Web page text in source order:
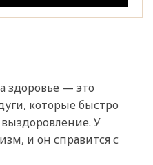
здоровье — это
которые быстро
У
и он справится с